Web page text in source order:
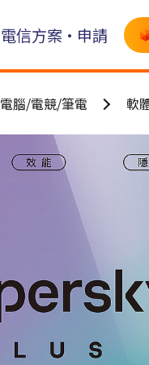
電信方案•申請
電腦/電競/筆電 軟